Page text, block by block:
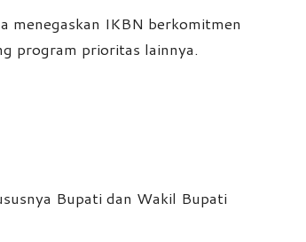
menegaskan IKBN berkomitmen
program prioritas lainnya.
Bupati dan Wakil Bupati